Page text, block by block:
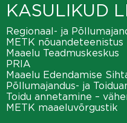
KASULIKUD
Regionaal- ja
METK nõuandeteenistus
Maaelu Teadmuskeskus
PRIA
Maaelu Edendamise
Põllumajandus- ja
Toidu annetamine –
METK maaeluvõrgustik